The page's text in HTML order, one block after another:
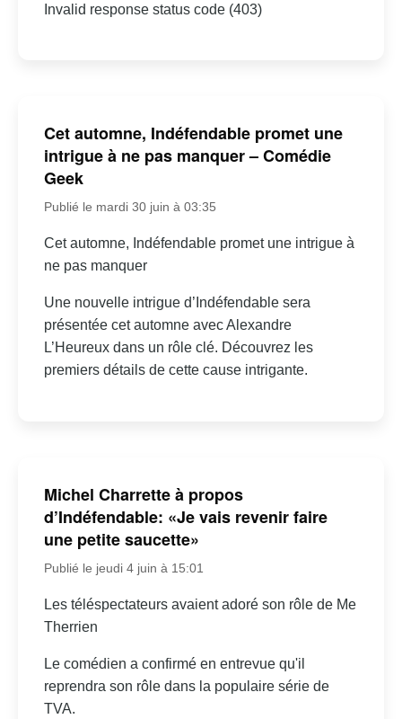
Invalid response status code (403)
Cet automne, Indéfendable promet une
intrigue à ne pas manquer – Comédie
Geek
Publié le mardi 30 juin à 03:35
Cet automne, Indéfendable promet une intrigue à
ne pas manquer
Une nouvelle intrigue d’Indéfendable sera
présentée cet automne avec Alexandre
L’Heureux dans un rôle clé. Découvrez les
premiers détails de cette cause intrigante.
Michel Charrette à propos
d’Indéfendable: «Je vais revenir faire
une petite saucette»
Publié le jeudi 4 juin à 15:01
Les téléspectateurs avaient adoré son rôle de Me
Therrien
Le comédien a confirmé en entrevue qu'il
reprendra son rôle dans la populaire série de
TVA.